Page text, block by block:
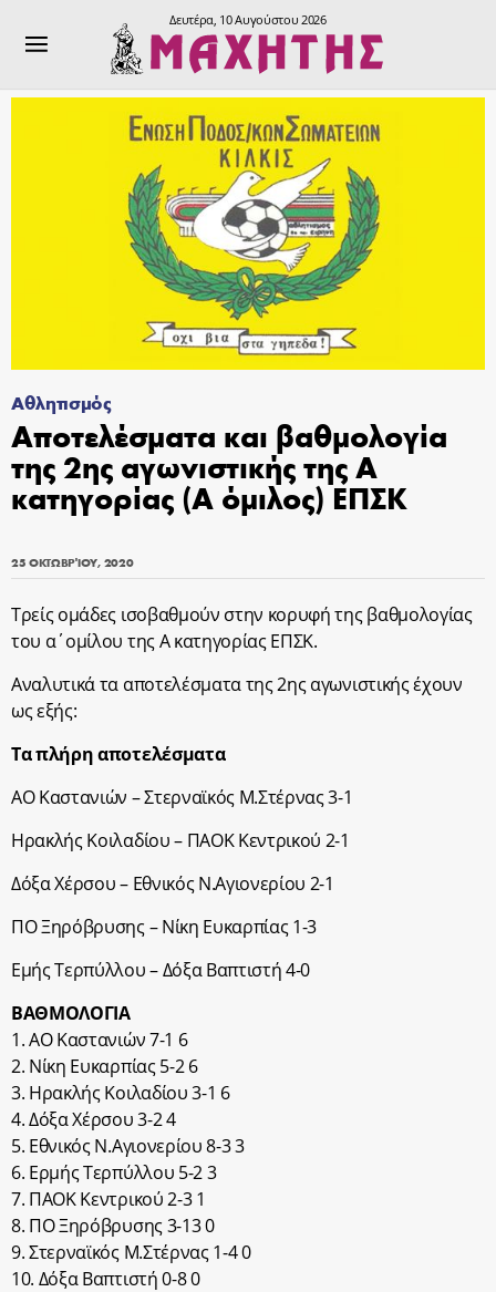
Δευτέρα, 10 Αυγούστου 2026
Αθλητισμός
Αποτελέσματα και βαθμολογία
της 2ης αγωνιστικής της Α
κατηγορίας (Α όμιλος) ΕΠΣΚ
25 ΟΚΤΩΒΡΊΟΥ, 2020
Τρείς ομάδες ισοβαθμούν στην κορυφή της βαθμολογίας
του α΄ομίλου της Α κατηγορίας ΕΠΣΚ.
Αναλυτικά τα αποτελέσματα της 2ης αγωνιστικής έχουν
ως εξής:
Τα πλήρη αποτελέσματα
ΑΟ Καστανιών – Στερναϊκός Μ.Στέρνας 3-1
Ηρακλής Κοιλαδίου – ΠΑΟΚ Κεντρικού 2-1
Δόξα Χέρσου – Εθνικός Ν.Αγιονερίου 2-1
ΠΟ Ξηρόβρυσης – Νίκη Ευκαρπίας 1-3
Εμής Τερπύλλου – Δόξα Βαπτιστή 4-0
ΒΑΘΜΟΛΟΓΙΑ
1. ΑΟ Καστανιών 7-1 6
2. Νίκη Ευκαρπίας 5-2 6
3. Ηρακλής Κοιλαδίου 3-1 6
4. Δόξα Χέρσου 3-2 4
5. Εθνικός Ν.Αγιονερίου 8-3 3
6. Ερμής Τερπύλλου 5-2 3
7. ΠΑΟΚ Κεντρικού 2-3 1
8. ΠΟ Ξηρόβρυσης 3-13 0
9. Στερναϊκός Μ.Στέρνας 1-4 0
10. Δόξα Βαπτιστή 0-8 0